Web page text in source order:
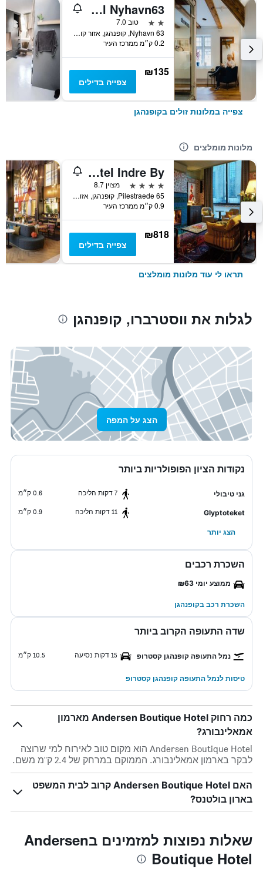
Hotel Nyhavn63
2 כוכבים
טוב 7.0
Nyhavn 63, קופנהגן, אזור קופנהגן, דנמרק
0.2 ק״מ ממרכז העיר
₪135
צפייה בדילים
צפייה במלונות זולים בקופנהגן
מלונות מומלצים
25hours Hotel Indre By
4 כוכבים
מצוין 8.7
Pilestraede 65, קופנהגן, אזור קופנהגן, דנמרק
0.9 ק״מ ממרכז העיר
₪818
צפייה בדילים
תראו לי עוד מלונות מומלצים
לגלות את ווסטרברו, קופנהגן
הצג על המפה
נקודות הציון הפופולריות ביותר
גני טיבולי 7 דקות הליכה 0.6 ק״מ
Glyptoteket 11 דקות הליכה 0.9 ק״מ
הצג יותר
השכרת רכבים
ממוצע יומי ₪63
השכרת רכב בקופנהגן
שדה התעופה הקרוב ביותר
נמל התעופה קופנהגן קסטרופ 15 דקות נסיעה 10.5 ק״מ
טיסות לנמל התעופה קופנהגן קסטרופ
כמה רחוק Andersen Boutique Hotel מארמון
אמאלינבורג?
Andersen Boutique Hotel הוא מקום טוב לאירוח למי שרוצה
לבקר בארמון אמאלינבורג. הממוקם במרחק של 2.4 ק"מ משם.
האם Andersen Boutique Hotel קרוב לבית המשפט
בארון בולטנס?
שאלות נפוצות למזמינים בAndersen
Boutique Hotel